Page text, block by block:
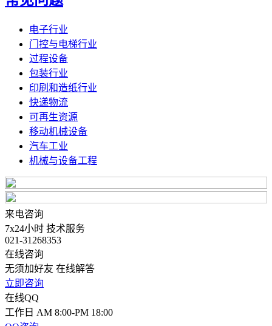
电子行业
门控与电梯行业
过程设备
包装行业
印刷和造纸行业
快递物流
可再生资源
移动机械设备
汽车工业
机械与设备工程
来电咨询
7x24小时 技术服务
021-31268353
在线咨询
无须加好友 在线解答
立即咨询
在线QQ
工作日 AM 8:00-PM 18:00